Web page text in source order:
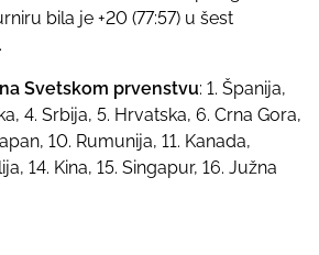
bila je +20 (77:57) u šest
Svetskom prvenstvu: 1. Španija,
4. Srbija, 5. Hrvatska, 6. Crna Gora,
10. Rumunija, 11. Kanada,
14. Kina, 15. Singapur, 16. Južna